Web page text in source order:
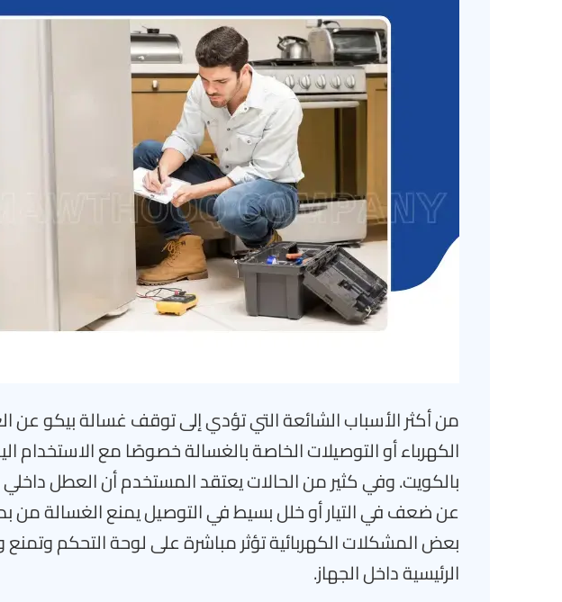
من أكثر الأسباب الشائعة التي تؤدي إلى توقف غسالة بيكو
الكهرباء أو التوصيلات الخاصة بالغسالة خصوصًا مع الاستخدام
بالكويت. وفي كثير من الحالات يعتقد المستخدم أن العطل
عن ضعف في التيار أو خلل بسيط في التوصيل يمنع الغسالة من
بعض المشكلات الكهربائية تؤثر مباشرة على لوحة التحكم وتمنع
الرئيسية داخل الجهاز.